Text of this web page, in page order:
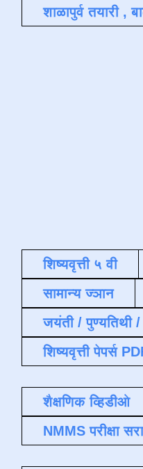
शाळापुर्व तयारी ,
शिष्यवृत्ती ५ वी
सामान्य ज्ञान
जयंती / पुण्यतिथी /
शिष्यवृत्ती पेपर्स
शैक्षणिक व्हिडीओ
NMMS परीक्षा